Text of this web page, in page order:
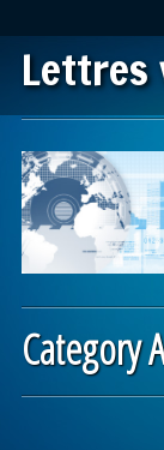
Lettres
Main menu
Category